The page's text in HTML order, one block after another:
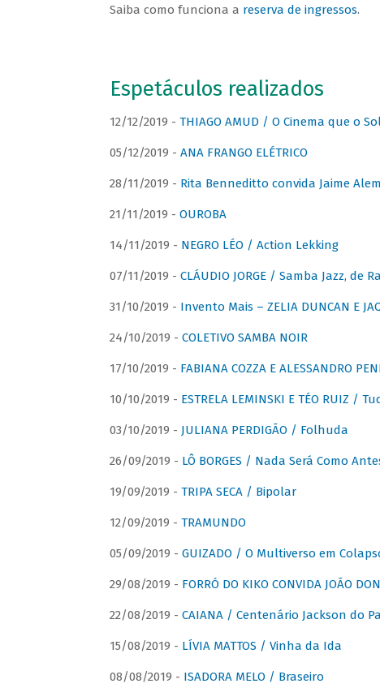
Saiba como funciona a reserva de ingressos.
Espetáculos realizados
12/12/2019 - THIAGO AMUD / O Cinema que o
05/12/2019 - ANA FRANGO ELÉTRICO
28/11/2019 - Rita Benneditto convida Jaime Alem
21/11/2019 - OUROBA
14/11/2019 - NEGRO LÉO / Action Lekking
07/11/2019 - CLÁUDIO JORGE / Samba Jazz, de
31/10/2019 - Invento Mais – ZELIA DUNCAN E
24/10/2019 - COLETIVO SAMBA NOIR
17/10/2019 - FABIANA COZZA E ALESSANDRO
10/10/2019 - ESTRELA LEMINSKI E TÉO RUIZ /
03/10/2019 - JULIANA PERDIGÃO / Folhuda
26/09/2019 - LÔ BORGES / Nada Será Como
19/09/2019 - TRIPA SECA / Bipolar
12/09/2019 - TRAMUNDO
05/09/2019 - GUIZADO / O Multiverso em
29/08/2019 - FORRÓ DO KIKO CONVIDA JOÃO
22/08/2019 - CAIANA / Centenário Jackson do
15/08/2019 - LÍVIA MATTOS / Vinha da Ida
08/08/2019 - ISADORA MELO / Braseiro